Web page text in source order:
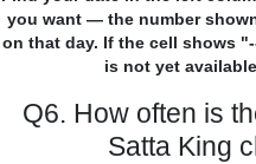
you want — the number
on that day. If the cell shows
is not yet
Q6. How often is
Satta King